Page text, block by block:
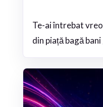
Te-ai întrebat
din piață bagă